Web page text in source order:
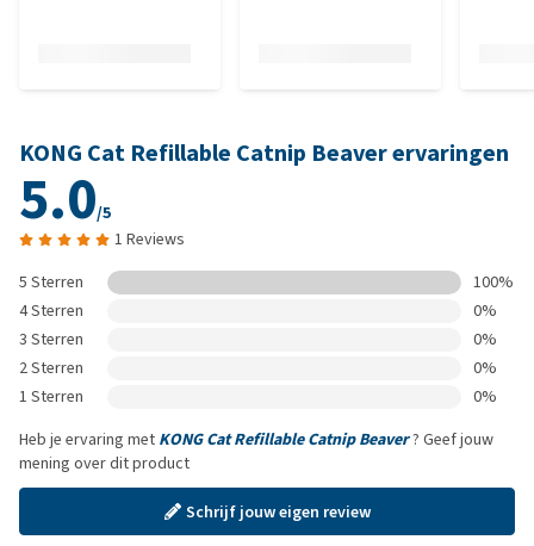
KONG Cat Refillable Catnip Beaver ervaringen
5.0/5
1 Reviews
5 Sterren
100%
4 Sterren
0%
3 Sterren
0%
2 Sterren
0%
1 Sterren
0%
Heb je ervaring met KONG Cat Refillable Catnip Beaver? Geef jouw
mening over dit product
Schrijf jouw eigen review